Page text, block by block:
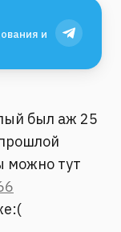
и
был аж 25
можно тут